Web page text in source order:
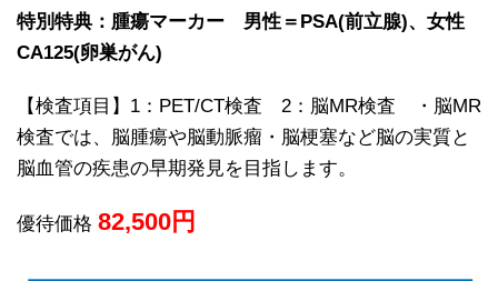
特別特典：腫瘍マーカー 男性＝PSA(前立腺)、女性
CA125(卵巣がん)
【検査項目】1：PET/CT検査 2：脳MR検査 ・脳MR
検査では、脳腫瘍や脳動脈瘤・脳梗塞など脳の実質と
脳血管の疾患の早期発見を目指します。
優待価格 82,500円